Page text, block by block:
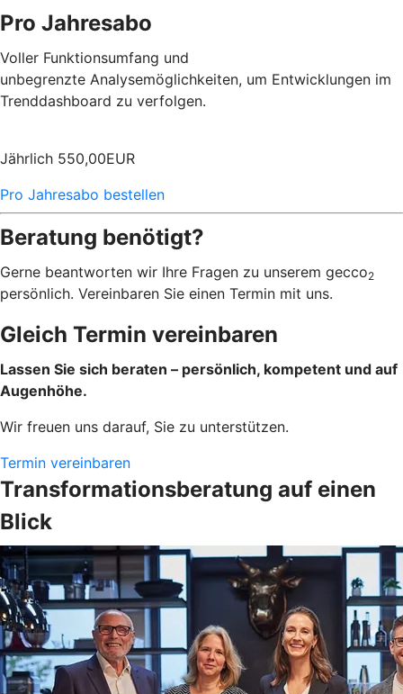
Pro Jahresabo
Voller Funktionsumfang und
unbegrenzte Analysemöglichkeiten, um Entwicklungen im
Trenddashboard zu verfolgen.
Jährlich 550,00EUR
Pro Jahresabo bestellen
Beratung benötigt?
Gerne beantworten wir Ihre Fragen zu unserem gecco2
persönlich. Vereinbaren Sie einen Termin mit uns.
Gleich Termin vereinbaren
Lassen Sie sich beraten – persönlich, kompetent und auf
Augenhöhe.
Wir freuen uns darauf, Sie zu unterstützen.
Termin vereinbaren
Transformationsberatung auf einen
Blick